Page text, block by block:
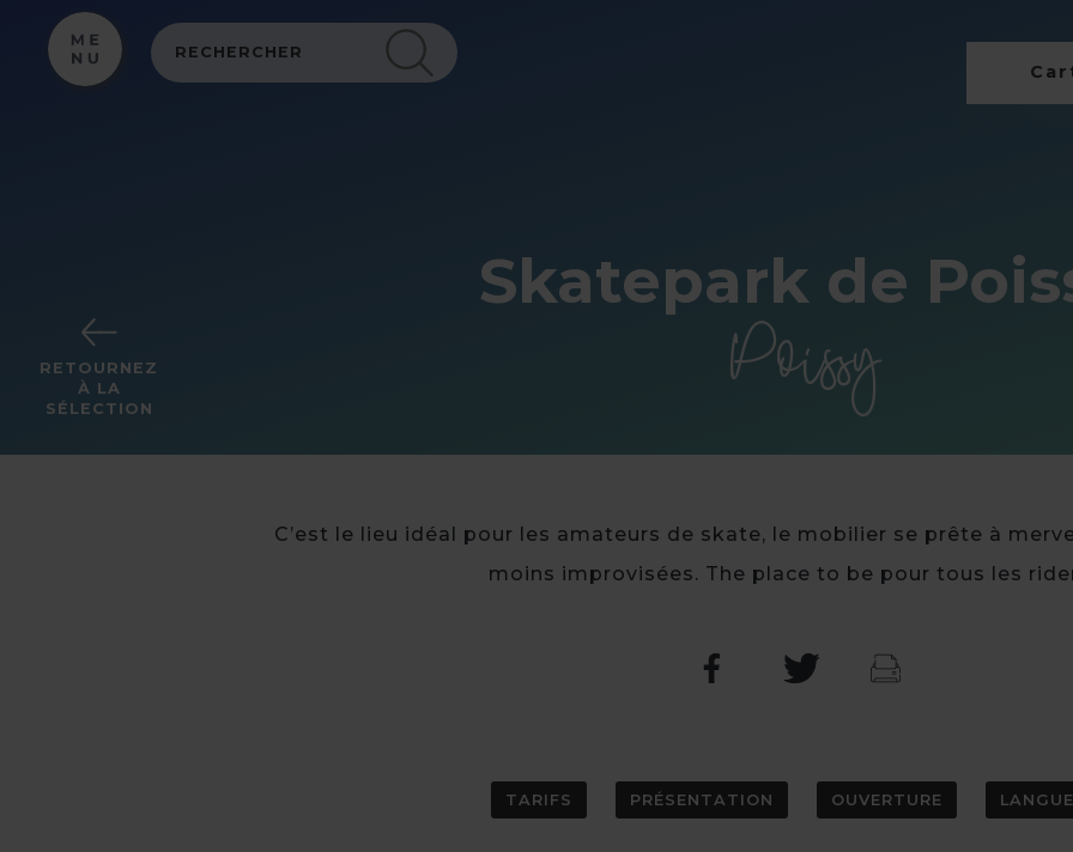
RETOURNEZ
À LA
SÉLECTION
Skatepark de
Poissy
C’est le lieu idéal pour les amateurs de skate, le mobilier se prête à
moins improvisées. The place to be pour tous les
TARIFS PRÉSENTATION OUVERTURE
Panneau de gestion des cookies